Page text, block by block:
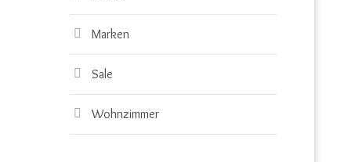
Marken
Sale
Wohnzimmer